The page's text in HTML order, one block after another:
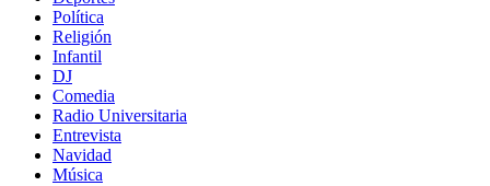
Política
Religión
Infantil
DJ
Comedia
Radio Universitaria
Entrevista
Navidad
Música